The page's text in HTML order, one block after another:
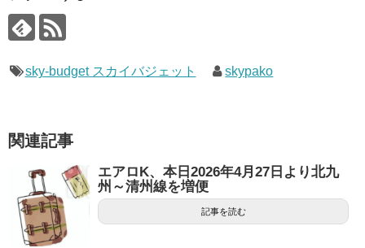
sky-budget スカイバジェット skypako
関連記事
エアロK、本日2026年4月27日より北九
州～清州線を増便
記事を読む